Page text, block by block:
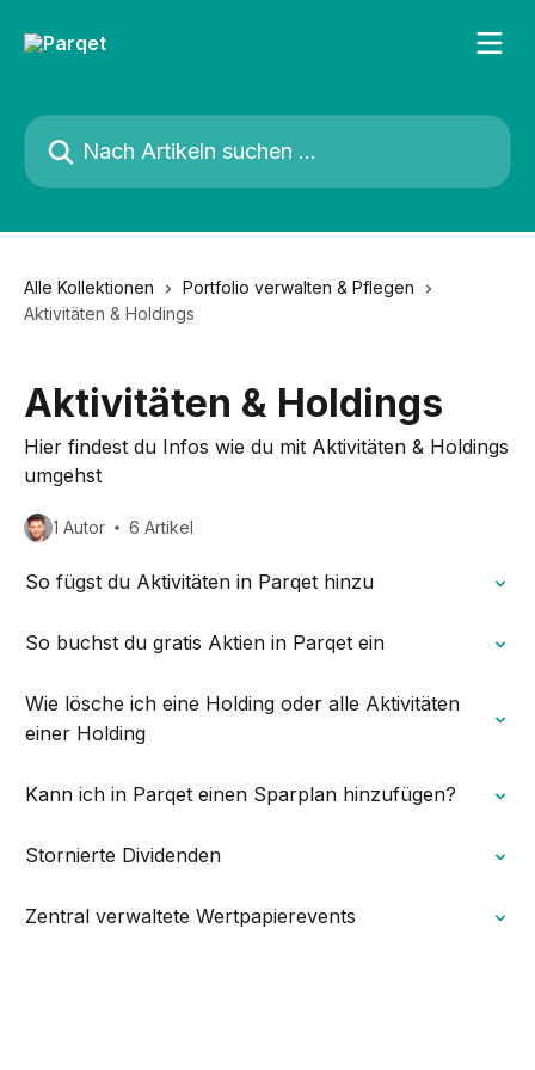
Nach Artikeln suchen …
Alle Kollektionen
Portfolio verwalten & Pflegen
Aktivitäten & Holdings
Aktivitäten & Holdings
Hier findest du Infos wie du mit Aktivitäten & Holdings
umgehst
1 Autor 6 Artikel
So fügst du Aktivitäten in Parqet hinzu
So buchst du gratis Aktien in Parqet ein
Wie lösche ich eine Holding oder alle Aktivitäten
einer Holding
Kann ich in Parqet einen Sparplan hinzufügen?
Stornierte Dividenden
Zentral verwaltete Wertpapierevents